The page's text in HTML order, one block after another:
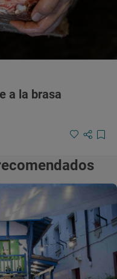
a la brasa